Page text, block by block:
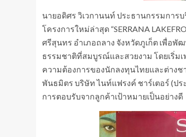
นายอดิศร วิเวกานนท์ ประธานกรรมการ
โครงการใหม่ล่าสุด “SERRANA
ศรีสุนทร อำเภอถลาง จังหวัดภูเก็ต เพื่อ
ธรรมชาติที่สมบูรณ์และสวยงาม โดยเริ่ม
ความต้องการของนักลงทุนไทยและต่าง
พันธมิตร บริษัท ไนท์แฟรงค์ ชาร์เตอร์ (ป
การตอบรับจากลูกค้าเป้าหมายเป็นอย่างดี